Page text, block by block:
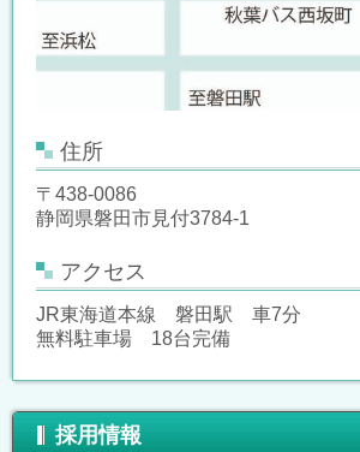
住所
〒438-0086
静岡県磐田市見付3784-1
アクセス
JR東海道本線 磐田駅 車7分
無料駐車場 18台完備
採用情報